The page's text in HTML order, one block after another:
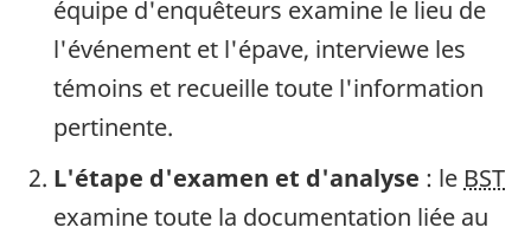
équipe d'enquêteurs examine le lieu de
l'événement et l'épave, interviewe les
témoins et recueille toute l'information
pertinente.
L'étape d'examen et d'analyse : le BST
examine toute la documentation liée au